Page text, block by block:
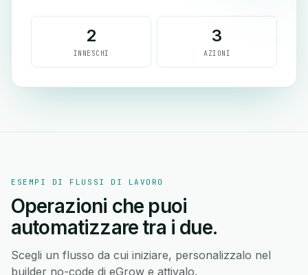
2
INNESCHI
3
AZIONI
ESEMPI DI FLUSSI DI LAVORO
Operazioni che puoi
automatizzare tra i due.
Scegli un flusso da cui iniziare, personalizzalo nel
builder no-code di eGrow e attivalo.